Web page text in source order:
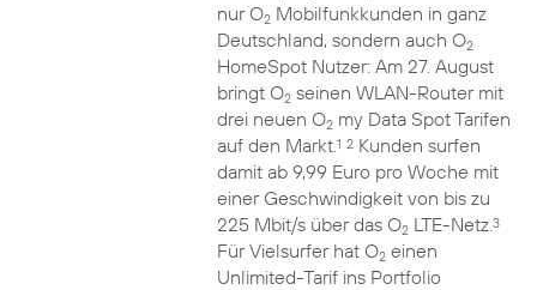
nur O2Mobilfunkkunden in ganz
Deutschland, sondern auch O2
HomeSpot Nutzer: Am 27. August
bringt O2seinen WLAN-Router mit
drei neuen O2my Data Spot Tarifen
auf den Markt.1 2Kunden surfen
damit ab 9,99 Euro pro Woche mit
einer Geschwindigkeit von bis zu
225 Mbit/s über das O2LTE-Netz.3
Für Vielsurfer hat O2einen
Unlimited-Tarif ins Portfolio